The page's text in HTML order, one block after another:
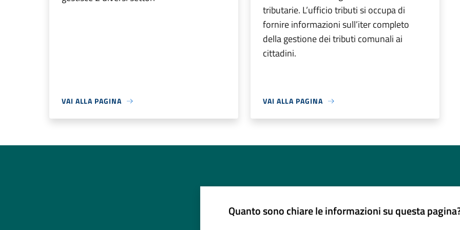
VAI ALLA PAGINA
tributarie. L’ufficio tributi si occupa di
fornire informazioni sull’iter completo
della gestione dei tributi comunali ai
cittadini.
VAI ALLA PAGINA
Quanto sono chiare le informazioni su questa